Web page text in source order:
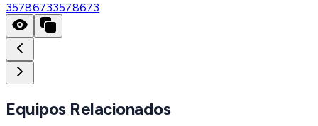
35786733578673
Equipos Relacionados